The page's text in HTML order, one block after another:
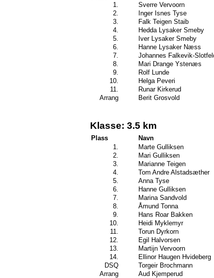
1.
Sverre Vervoorn
2.
Inger Isnes Tyse
3.
Falk Teigen Staib
4.
Hedda Lysaker Smeby
5.
Iver Lysaker Smeby
6.
Hanne Lysaker Næss
7.
Johannes Falkevik-
8.
Mari Drange Ystenæs
9.
Rolf Lunde
10.
Helga Peveri
11.
Runar Kirkerud
Arrang
Berit Grosvold
Klasse: 3.5 km
Plass Navn
1.
Marte Gulliksen
2.
Mari Gulliksen
3.
Marianne Teigen
4.
Tom Andre Alstadsæther
5.
Anna Tyse
6.
Hanne Gulliksen
7.
Marina Sandvold
8.
Åmund Tonna
9.
Hans Roar Bakken
10.
Heidi Myklemyr
11.
Torun Dyrkorn
12.
Egil Halvorsen
13.
Martijn Vervoorn
14.
Ellinor Haugen Hvideberg
DSQ
Torgeir Brochmann
Arrang
Aud Kjemperud